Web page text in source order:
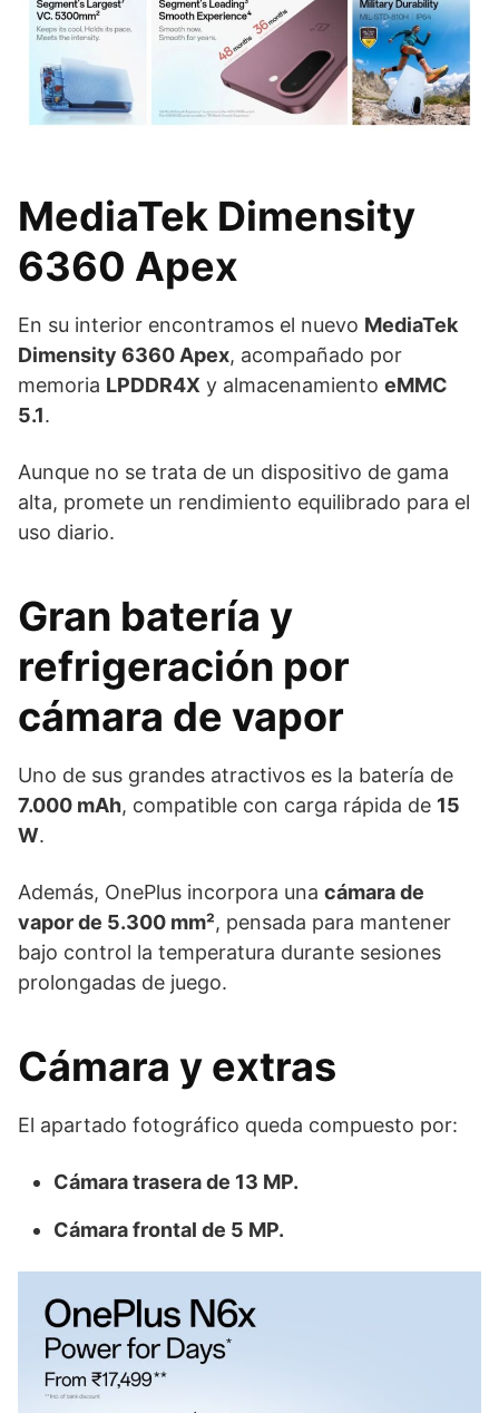
MediaTek Dimensity
6360 Apex
En su interior encontramos el nuevo MediaTek
Dimensity 6360 Apex, acompañado por
memoria LPDDR4X y almacenamiento eMMC
5.1.
Aunque no se trata de un dispositivo de gama
alta, promete un rendimiento equilibrado para el
uso diario.
Gran batería y
refrigeración por
cámara de vapor
Uno de sus grandes atractivos es la batería de
7.000 mAh, compatible con carga rápida de 15
W.
Además, OnePlus incorpora una cámara de
vapor de 5.300 mm², pensada para mantener
bajo control la temperatura durante sesiones
prolongadas de juego.
Cámara y extras
El apartado fotográfico queda compuesto por:
Cámara trasera de 13 MP.
Cámara frontal de 5 MP.